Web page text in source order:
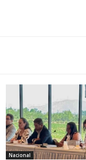
Nacional